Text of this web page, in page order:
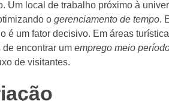
Um local de trabalho próximo à
o gerenciamento de tempo.
é um fator decisivo. Em áreas
encontrar um emprego meio
de visitantes.